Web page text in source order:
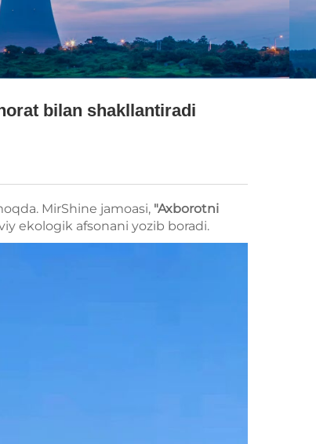
bilan shakllantiradi
MirShine jamoasi, "Axborotni
ekologik afsonani yozib boradi.